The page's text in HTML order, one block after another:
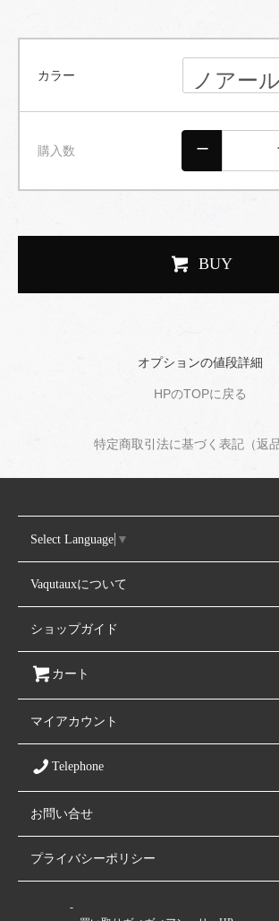
カラー
購入数
BUY
オプションの値段詳細
HPのTOPに戻る
特定商取引法に基づく表記（返品
Select Language ▼
Vaqutauxについて
ショップガイド
カート
マイアカウント
Telephone
お問い合せ
プライバシーポリシー